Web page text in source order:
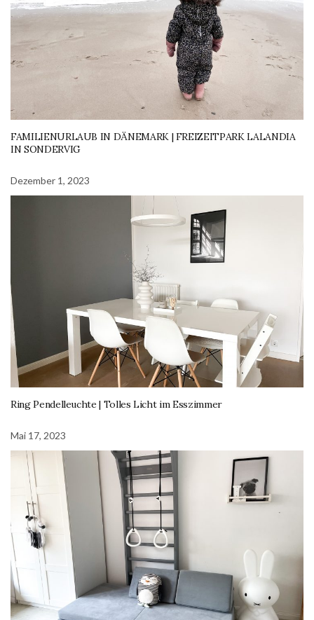
FAMILIENURLAUB IN DÄNEMARK | FREIZEITPARK LALANDIA
IN SONDERVIG
Dezember 1, 2023
Ring Pendelleuchte | Tolles Licht im Esszimmer
Mai 17, 2023